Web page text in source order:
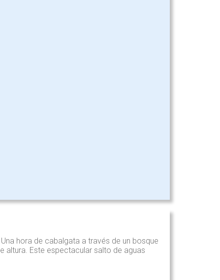
hora de cabalgata a través de un bosque
altura. Este espectacular salto de aguas